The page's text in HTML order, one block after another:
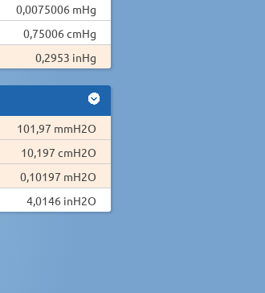
0,0075006 mHg
0,75006 cmHg
0,2953 inHg
101,97 mmH2O
10,197 cmH2O
0,10197 mH2O
4,0146 inH2O